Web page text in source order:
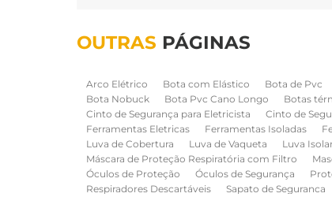
OUTRAS PÁGINAS
Arco Elétrico Bota com Elástico Bota de Pvc
Bota Nobuck
Bota Pvc Cano Longo Botas
Cinto de Segurança para Eletricista
Cinto de
Ferramentas Eletricas
Ferramentas Isoladas
Luva de Cobertura
Luva de Vaqueta Luva
Máscara de Proteção Respiratória com Filtro
Óculos de Proteção
Óculos de Segurança
Respiradores Descartáveis
Sapato de Seguranca